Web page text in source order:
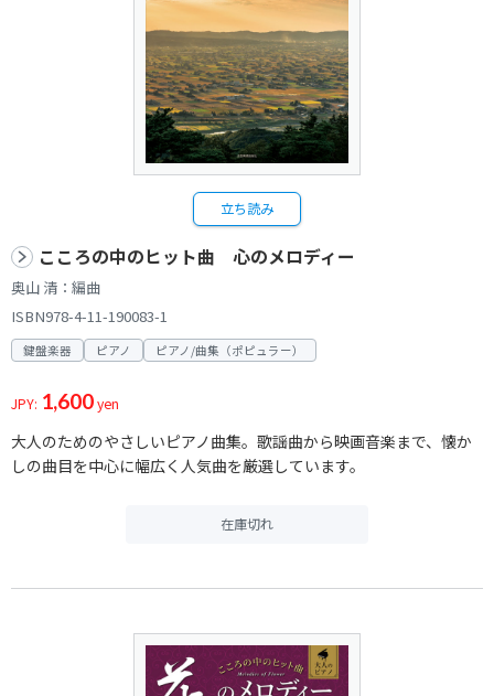
立ち読み
こころの中のヒット曲 心のメロディー
奥山 清：編曲
ISBN978-4-11-190083-1
鍵盤楽器 ピアノ ピアノ/曲集（ポピュラー）
JPY: 1,600yen
大人のためのやさしいピアノ曲集。歌謡曲から映画音楽まで、懐か
しの曲目を中心に幅広く人気曲を厳選しています。
在庫切れ